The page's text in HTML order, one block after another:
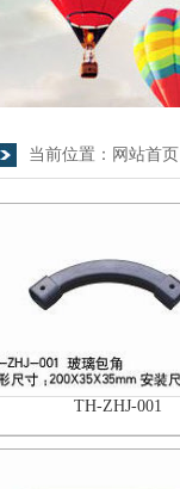
当前位置： 网站首页
TH-ZHJ-001